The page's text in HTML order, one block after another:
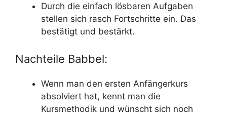
Durch die einfach lösbaren Aufgaben
stellen sich rasch Fortschritte ein. Das
bestätigt und bestärkt.
Nachteile Babbel:
Wenn man den ersten Anfängerkurs
absolviert hat, kennt man die
Kursmethodik und wünscht sich noch